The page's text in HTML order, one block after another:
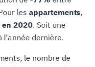
les appartements,
en 2020. Soit une
l'année dernière.
le nombre de